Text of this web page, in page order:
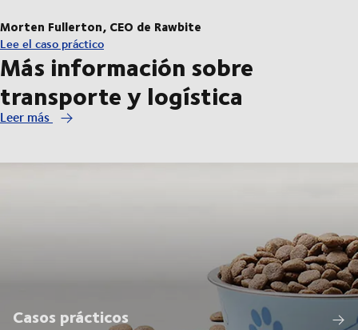
Morten Fullerton, CEO de Rawbite
Lee el caso práctico
Más información sobre
transporte y logística
Leer más
Casos prácticos